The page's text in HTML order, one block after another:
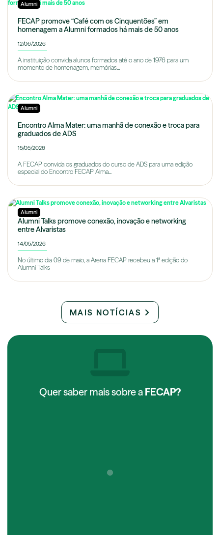
Alumni
FECAP promove “Café com os Cinquentões” em
homenagem a Alumni formados há mais de 50 anos
12/06/2026
A instituição convida alunos formados até o ano de 1976 para um
momento de homenagem, memórias...
Alumni
Encontro Alma Mater: uma manhã de conexão e troca para
graduados de ADS
15/05/2026
A FECAP convida os graduados do curso de ADS para uma edição
especial do Encontro FECAP Alma...
Alumni
Alumni Talks promove conexão, inovação e networking
entre Alvaristas
14/05/2026
No último dia 09 de maio, a Arena FECAP recebeu a 1ª edição do
Alumni Talks
MAIS NOTÍCIAS
Quer saber mais sobre a FECAP?